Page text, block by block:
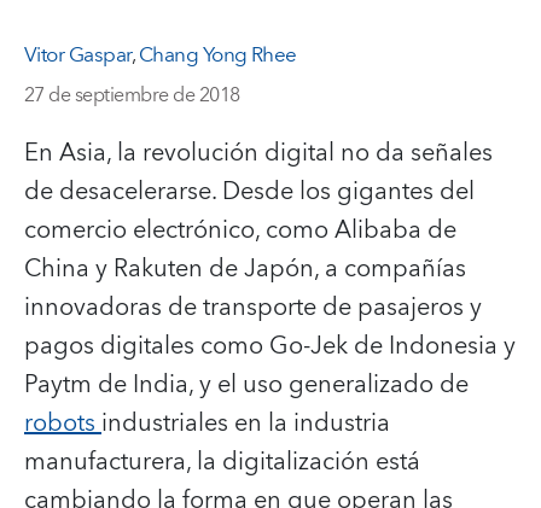
Vitor Gaspar,Chang Yong Rhee
27 de septiembre de 2018
En Asia, la revolución digital no da señales
de desacelerarse. Desde los gigantes del
comercio electrónico, como Alibaba de
China y Rakuten de Japón, a compañías
innovadoras de transporte de pasajeros y
pagos digitales como Go-Jek de Indonesia y
Paytm de India, y el uso generalizado de
robotsindustriales en la industria
manufacturera, la digitalización está